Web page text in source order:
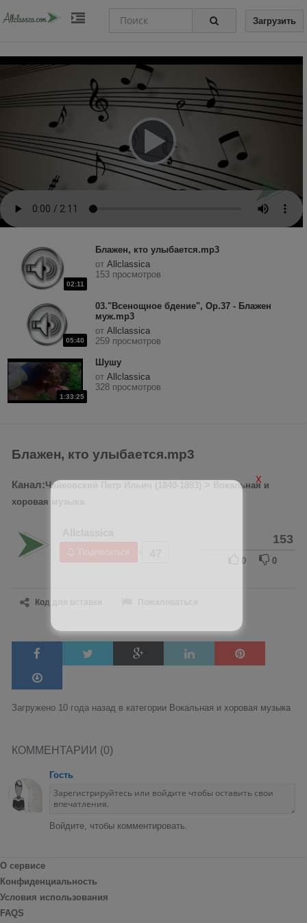
Загрузить
02:11
Блажен, кто улыбается.mp3
от Allclassica
153 просмотров
05:40
03."Всенощное бдение", Op.37 - Блажен
муж.mp3
от Allclassica
259 просмотров
1:33:25
Шушу
от Allclassica
328 просмотров
Блажен, кто улыбается.mp3
Канал:Чайковский Петр Ильич (1840-1893)
Вокальная и
хоровая музыка
Подписаться
153
0 0
Код для вставки
Загружено 10 года назад в категории Вокальная и хоровая музыка
КОММЕНТАРИИ (0)
Гость
Войдите, чтобы комментировать.
О сервисе
Конфиденциальность
Условия использования
FAQS
X